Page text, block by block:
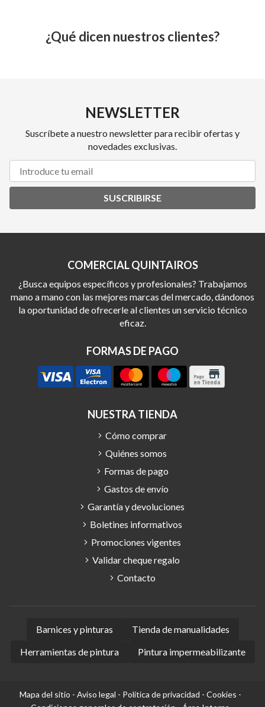
¿Qué dicen nuestros clientes?
NEWSLETTER
Suscríbete a nuestro newsletter para recibir ofertas y
novedades exclusivas.
SUSCRIBIRSE
COMERCIAL QUINTAIROS
¿Busca equipos específicos y profesionales? Trabajamos
mano a mano con las mejores marcas del mercado, dándonos
la oportunidad de ofrecerle al clientes un servicio técnico
eficaz.
FORMAS DE PAGO
NUESTRA TIENDA
Cómo comprar
Quiénes somos
Formas de pago
Gastos de envío
Garantía y devoluciones
Boletines informativos
Promociones vigentes
Validar cheque regalo
Contacto
Barnices y pinturas
Tienda de manualidades
Herramientas de pintura
Pintura impermeabilizante
Mapa del sitio - Aviso legal - Política de privacidad - Cookies -